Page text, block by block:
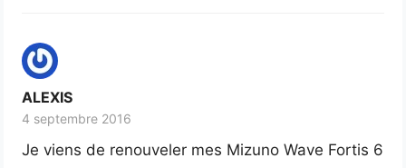
ALEXIS
4 septembre 2016
Je viens de renouveler mes Mizuno Wave Fortis 6